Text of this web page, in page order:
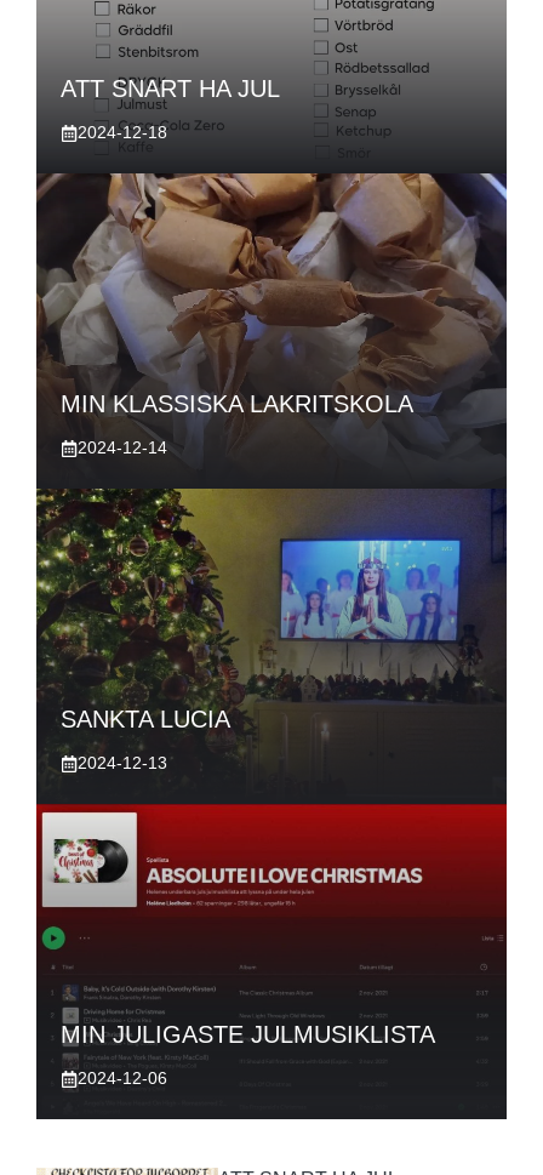
ATT SNART HA JUL
2024-12-18
MIN KLASSISKA LAKRITSKOLA
2024-12-14
SANKTA LUCIA
2024-12-13
MIN JULIGASTE JULMUSIKLISTA
2024-12-06